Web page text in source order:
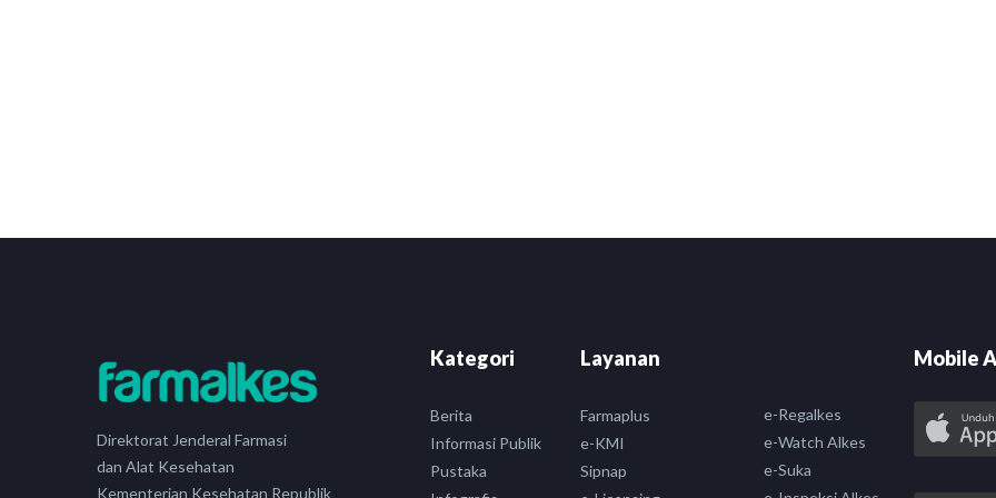
Direktorat Jenderal Farmasi
dan Alat Kesehatan
Kementerian Kesehatan Republik
Kategori
Berita
Informasi Publik
Pustaka
Layanan
Farmaplus
e-KMI
Sipnap
e-Regalkes
e-Watch Alkes
e-Suka
Mobile